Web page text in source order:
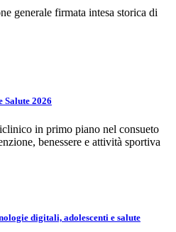
generale firmata intesa storica di
Salute 2026
in primo piano nel consueto
benessere e attività sportiva
digitali, adolescenti e salute